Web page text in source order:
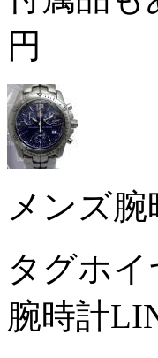
円
メンズ腕
タグホ
腕時計